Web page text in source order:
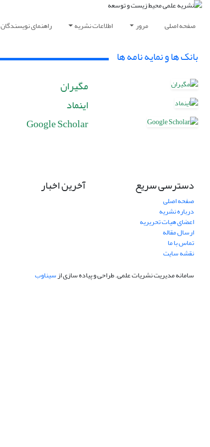
صفحه اصلی مرور اطلاعات نشریه راهنمای نویسندگان
بانک ها و نمایه نامه ها
مگیران
اینماد
Google Scholar
دسترسی سریع
صفحه اصلی
درباره نشریه
اعضای هیات تحریریه
ارسال مقاله
تماس با ما
نقشه سایت
آخرین اخبار
سامانه مدیریت نشریات علمی.طراحی و پیاده سازی ازسیناوب